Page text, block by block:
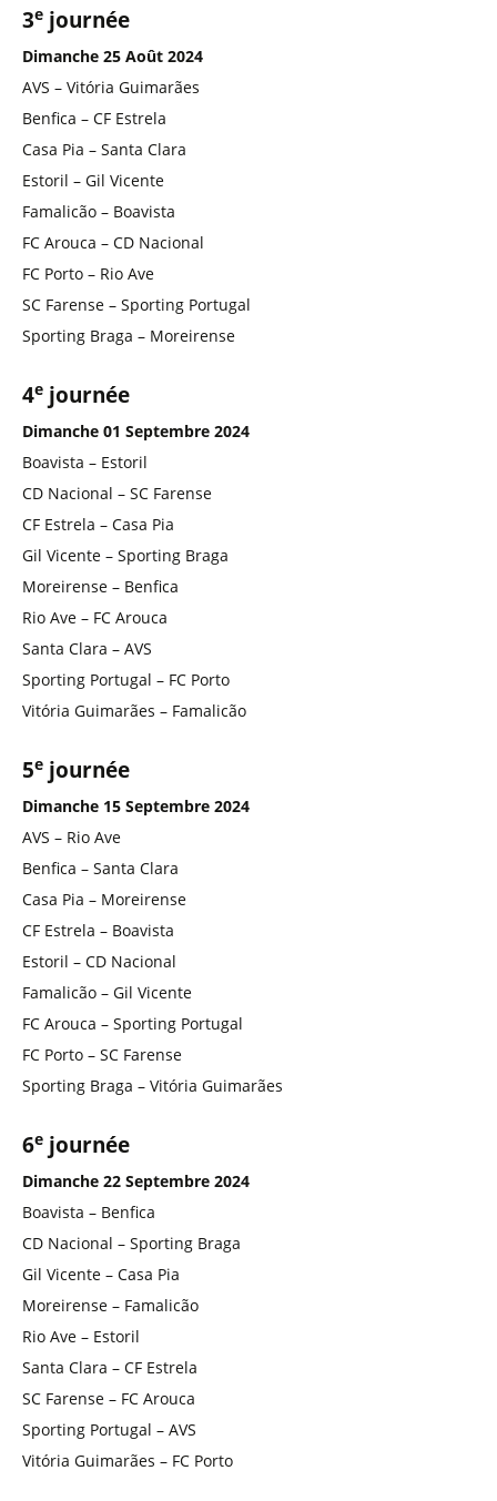
3e journée
Dimanche 25 Août 2024
AVS – Vitória Guimarães
Benfica – CF Estrela
Casa Pia – Santa Clara
Estoril – Gil Vicente
Famalicão – Boavista
FC Arouca – CD Nacional
FC Porto – Rio Ave
SC Farense – Sporting Portugal
Sporting Braga – Moreirense
4e journée
Dimanche 01 Septembre 2024
Boavista – Estoril
CD Nacional – SC Farense
CF Estrela – Casa Pia
Gil Vicente – Sporting Braga
Moreirense – Benfica
Rio Ave – FC Arouca
Santa Clara – AVS
Sporting Portugal – FC Porto
Vitória Guimarães – Famalicão
5e journée
Dimanche 15 Septembre 2024
AVS – Rio Ave
Benfica – Santa Clara
Casa Pia – Moreirense
CF Estrela – Boavista
Estoril – CD Nacional
Famalicão – Gil Vicente
FC Arouca – Sporting Portugal
FC Porto – SC Farense
Sporting Braga – Vitória Guimarães
6e journée
Dimanche 22 Septembre 2024
Boavista – Benfica
CD Nacional – Sporting Braga
Gil Vicente – Casa Pia
Moreirense – Famalicão
Rio Ave – Estoril
Santa Clara – CF Estrela
SC Farense – FC Arouca
Sporting Portugal – AVS
Vitória Guimarães – FC Porto